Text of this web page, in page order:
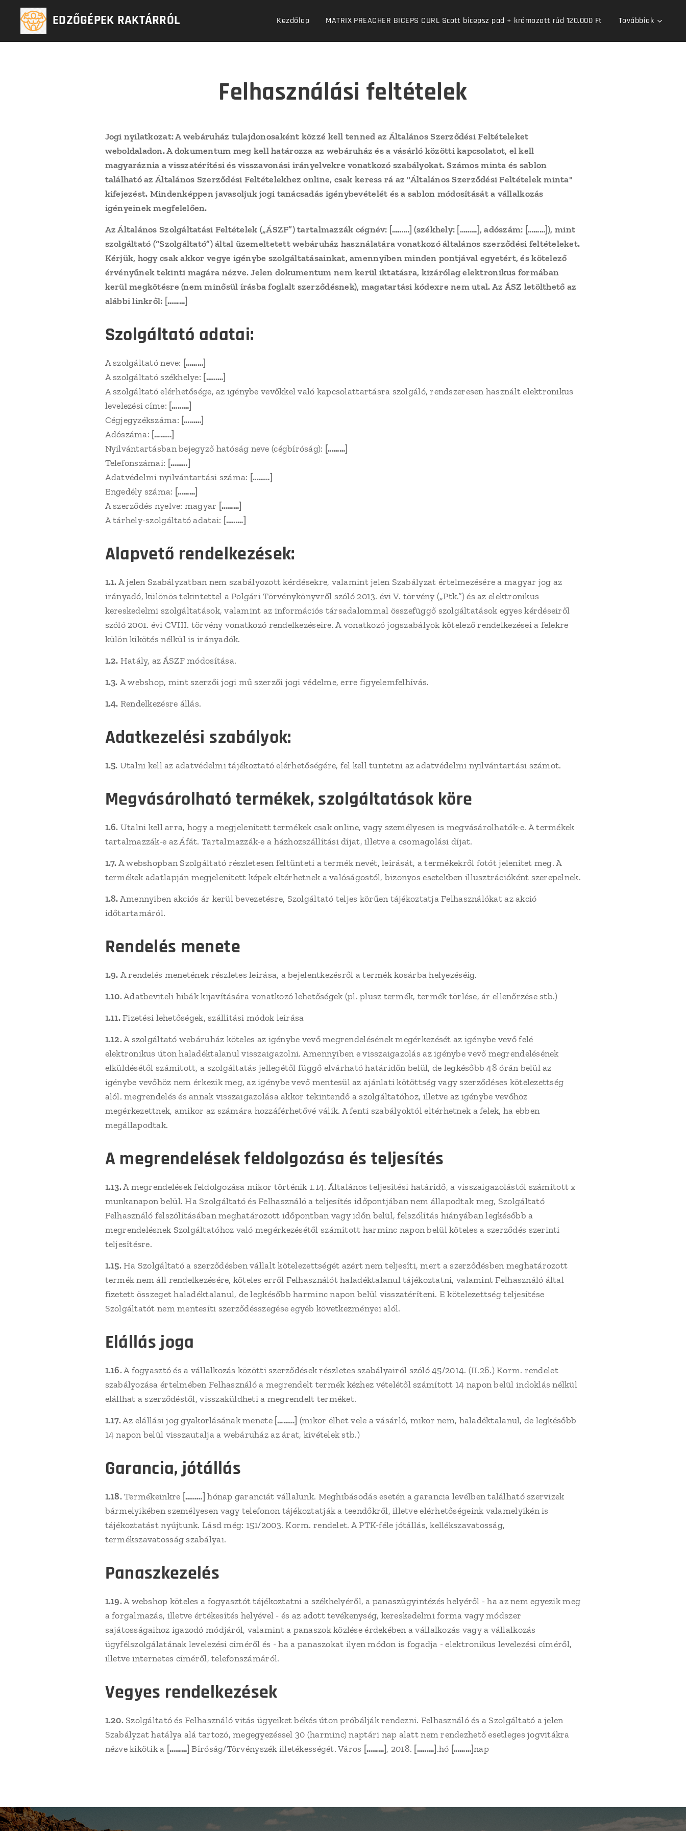
EDZŐGÉPEK RAKTÁRRÓL Kezdőlap MATRIX PREACHER BICEPS CURL Scott bicepsz pad + krómozott rúd 120.000 Ft Továbbiak
Felhasználási feltételek
Jogi nyilatkozat: A webáruház tulajdonosaként közzé kell tenned az Általános Szerződési Feltételeket
weboldaladon. A dokumentum meg kell határozza az webáruház és a vásárló közötti kapcsolatot, el kell
magyaráznia a visszatérítési és visszavonási irányelvekre vonatkozó szabályokat. Számos minta és sablon
található az Általános Szerződési Feltételekhez online, csak keress rá az "Általános Szerződési Feltételek minta"
kifejezést. Mindenképpen javasoljuk jogi tanácsadás igénybevételét és a sablon módosítását a vállalkozás
igényeinek megfelelően.
Az Általános Szolgáltatási Feltételek („ÁSZF”) tartalmazzák cégnév: [………] (székhely: [………], adószám: [………]), mint
szolgáltató (“Szolgáltató”) által üzemeltetett webáruház használatára vonatkozó általános szerződési feltételeket.
Kérjük, hogy csak akkor vegye igénybe szolgáltatásainkat, amennyiben minden pontjával egyetért, és kötelező
érvényűnek tekinti magára nézve. Jelen dokumentum nem kerül iktatásra, kizárólag elektronikus formában
kerül megkötésre (nem minősül írásba foglalt szerződésnek), magatartási kódexre nem utal. Az ÁSZ letölthető az
alábbi linkről: [………]
Szolgáltató adatai:
A szolgáltató neve: [………]
A szolgáltató székhelye: [………]
A szolgáltató elérhetősége, az igénybe vevőkkel való kapcsolattartásra szolgáló, rendszeresen használt elektronikus
levelezési címe: [………]
Cégjegyzékszáma: [………]
Adószáma: [………]
Nyilvántartásban bejegyző hatóság neve (cégbíróság): [………]
Telefonszámai: [………]
Adatvédelmi nyilvántartási száma: [………]
Engedély száma: [………]
A szerződés nyelve: magyar [………]
A tárhely-szolgáltató adatai: [………]
Alapvető rendelkezések:
1.1.A jelen Szabályzatban nem szabályozott kérdésekre, valamint jelen Szabályzat értelmezésére a magyar jog az
irányadó, különös tekintettel a Polgári Törvénykönyvről szóló 2013. évi V. törvény („Ptk.”) és az elektronikus
kereskedelmi szolgáltatások, valamint az információs társadalommal összefüggő szolgáltatások egyes kérdéseiről
szóló 2001. évi CVIII. törvény vonatkozó rendelkezéseire. A vonatkozó jogszabályok kötelező rendelkezései a felekre
külön kikötés nélkül is irányadók.
1.2. Hatály, az ÁSZF módosítása.
1.3. A webshop, mint szerzői jogi mű szerzői jogi védelme, erre figyelemfelhívás.
1.4. Rendelkezésre állás.
Adatkezelési szabályok:
1.5. Utalni kell az adatvédelmi tájékoztató elérhetőségére, fel kell tüntetni az adatvédelmi nyilvántartási számot.
Megvásárolható termékek, szolgáltatások köre
1.6. Utalni kell arra, hogy a megjelenített termékek csak online, vagy személyesen is megvásárolhatók-e. A termékek
tartalmazzák-e az Áfát. Tartalmazzák-e a házhozszállítási díjat, illetve a csomagolási díjat.
1.7.A webshopban Szolgáltató részletesen feltünteti a termék nevét, leírását, a termékekről fotót jelenítet meg. A
termékek adatlapján megjelenített képek eltérhetnek a valóságostól, bizonyos esetekben illusztrációként szerepelnek.
1.8.Amennyiben akciós ár kerül bevezetésre, Szolgáltató teljes körűen tájékoztatja Felhasználókat az akció
időtartamáról.
Rendelés menete
1.9. A rendelés menetének részletes leírása, a bejelentkezésről a termék kosárba helyezéséig.
1.10.Adatbeviteli hibák kijavítására vonatkozó lehetőségek (pl. plusz termék, termék törlése, ár ellenőrzése stb.)
1.11.Fizetési lehetőségek, szállítási módok leírása
1.12.A szolgáltató webáruház köteles az igénybe vevő megrendelésének megérkezését az igénybe vevő felé
elektronikus úton haladéktalanul visszaigazolni. Amennyiben e visszaigazolás az igénybe vevő megrendelésének
elküldésétől számított, a szolgáltatás jellegétől függő elvárható határidőn belül, de legkésőbb 48 órán belül az
igénybe vevőhöz nem érkezik meg, az igénybe vevő mentesül az ajánlati kötöttség vagy szerződéses kötelezettség
alól. megrendelés és annak visszaigazolása akkor tekintendő a szolgáltatóhoz, illetve az igénybe vevőhöz
megérkezettnek, amikor az számára hozzáférhetővé válik. A fenti szabályoktól eltérhetnek a felek, ha ebben
megállapodtak.
A megrendelések feldolgozása és teljesítés
1.13.A megrendelések feldolgozása mikor történik 1.14. Általános teljesítési határidő, a visszaigazolástól számított x
munkanapon belül. Ha Szolgáltató és Felhasználó a teljesítés időpontjában nem állapodtak meg, Szolgáltató
Felhasználó felszólításában meghatározott időpontban vagy időn belül, felszólítás hiányában legkésőbb a
megrendelésnek Szolgáltatóhoz való megérkezésétől számított harminc napon belül köteles a szerződés szerinti
teljesítésre.
1.15.Ha Szolgáltató a szerződésben vállalt kötelezettségét azért nem teljesíti, mert a szerződésben meghatározott
termék nem áll rendelkezésére, köteles erről Felhasználót haladéktalanul tájékoztatni, valamint Felhasználó által
fizetett összeget haladéktalanul, de legkésőbb harminc napon belül visszatéríteni. E kötelezettség teljesítése
Szolgáltatót nem mentesíti szerződésszegése egyéb következményei alól.
Elállás joga
1.16.A fogyasztó és a vállalkozás közötti szerződések részletes szabályairól szóló 45/2014. (II.26.) Korm. rendelet
szabályozása értelmében Felhasználó a megrendelt termék kézhez vételétől számított 14 napon belül indoklás nélkül
elállhat a szerződéstől, visszaküldheti a megrendelt terméket.
1.17.Az elállási jog gyakorlásának menete[………] (mikor élhet vele a vásárló, mikor nem, haladéktalanul, de legkésőbb
14 napon belül visszautalja a webáruház az árat, kivételek stb.)
Garancia, jótállás
1.18.Termékeinkre [………] hónap garanciát vállalunk. Meghibásodás esetén a garancia levélben található szervizek
bármelyikében személyesen vagy telefonon tájékoztatják a teendőkről, illetve elérhetőségeink valamelyikén is
tájékoztatást nyújtunk. Lásd még: 151/2003. Korm. rendelet. A PTK-féle jótállás, kellékszavatosság,
termékszavatosság szabályai.
Panaszkezelés
1.19.A webshop köteles a fogyasztót tájékoztatni a székhelyéről, a panaszügyintézés helyéről - ha az nem egyezik meg
a forgalmazás, illetve értékesítés helyével - és az adott tevékenység, kereskedelmi forma vagy módszer
sajátosságaihoz igazodó módjáról, valamint a panaszok közlése érdekében a vállalkozás vagy a vállalkozás
ügyfélszolgálatának levelezési címéről és - ha a panaszokat ilyen módon is fogadja - elektronikus levelezési címéről,
illetve internetes címéről, telefonszámáról.
Vegyes rendelkezések
1.20.Szolgáltató és Felhasználó vitás ügyeiket békés úton próbálják rendezni. Felhasználó és a Szolgáltató a jelen
Szabályzat hatálya alá tartozó, megegyezéssel 30 (harminc) naptári nap alatt nem rendezhető esetleges jogvitákra
nézve kikötik a [………] Bíróság/Törvényszék illetékességét. Város [………], 2018. [………].hó [………]nap